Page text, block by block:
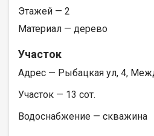
Этажей — 2
Материал — дерево
Участок
Адрес — Рыбацкая ул, 4,
Участок — 13 сот.
Водоснабжение — скважина